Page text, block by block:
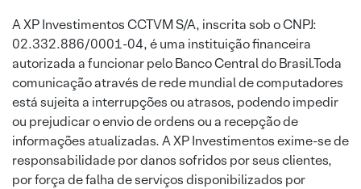
A XP Investimentos CCTVM S/A, inscrita sob o CNPJ:
02.332.886/0001-04, é uma instituição financeira
autorizada a funcionar pelo Banco Central do Brasil.Toda
comunicação através de rede mundial de computadores
está sujeita a interrupções ou atrasos, podendo impedir
ou prejudicar o envio de ordens ou a recepção de
informações atualizadas. A XP Investimentos exime-se de
responsabilidade por danos sofridos por seus clientes,
por força de falha de serviços disponibilizados por